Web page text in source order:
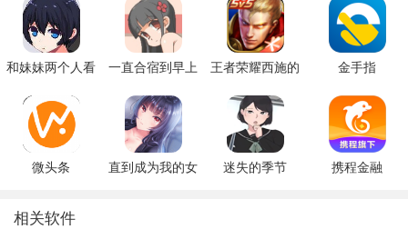
和妹妹两个人看
一直合宿到早上
王者荣耀西施的
金手指
微头条
直到成为我的女
迷失的季节
携程金融
相关软件